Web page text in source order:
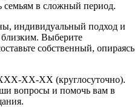
семьям в сложный период.
индивидуальный подход и
Выберите
собственный, опираясь
XX-XX (круглосуточно).
вопросы и помочь вам в